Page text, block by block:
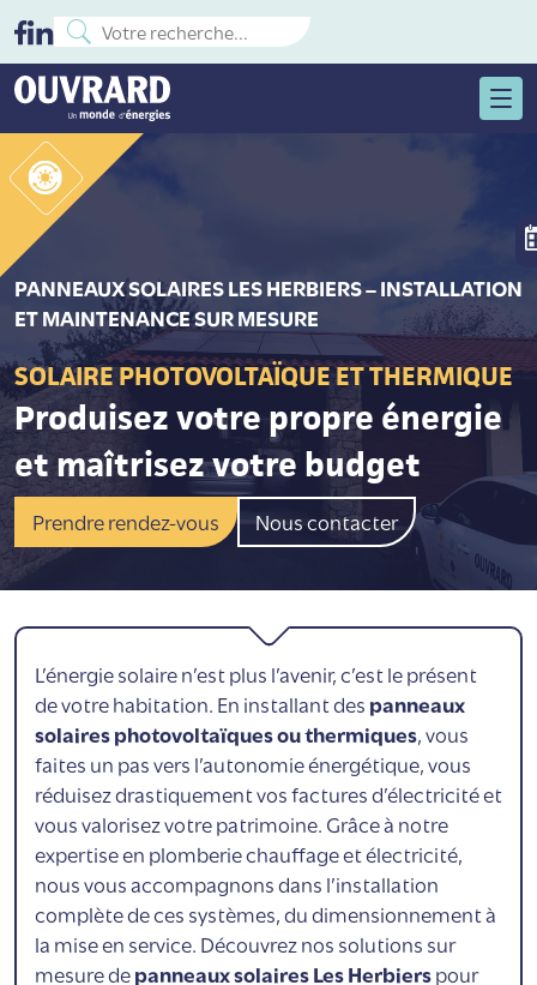
PANNEAUX SOLAIRES LES HERBIERS – INSTALLATION
ET MAINTENANCE SUR MESURE
SOLAIRE PHOTOVOLTAÏQUE ET THERMIQUE
Produisez votre propre énergie
et maîtrisez votre budget
Prendre rendez-vous Nous contacter
L’énergie solaire n’est plus l’avenir, c’est le présent
de votre habitation. En installant des panneaux
solaires photovoltaïques ou thermiques, vous
faites un pas vers l’autonomie énergétique, vous
réduisez drastiquement vos factures d’électricité et
vous valorisez votre patrimoine. Grâce à notre
expertise en plomberie chauffage et électricité,
nous vous accompagnons dans l’installation
complète de ces systèmes, du dimensionnement à
la mise en service. Découvrez nos solutions sur
mesure depanneaux solaires Les Herbierspour